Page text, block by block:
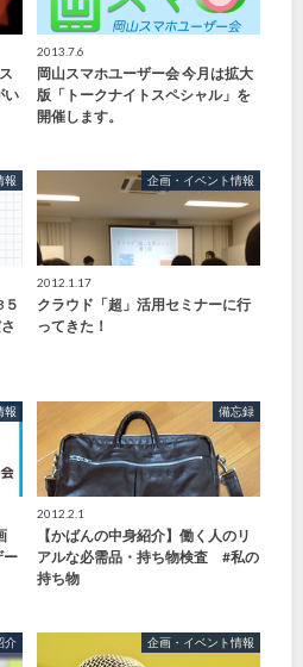
い
2013.7.6
岡山スマホユーザー会 今月は拡大
版「トークナイトスペシャル」を
開催します。
報 企画・イベント情報
2012.1.17
クラウド「超」活用セミナーに行
ってきた！
報
ー
備忘録
2012.2.1
【かばんの中身紹介】働く人のリ
アルな必需品・持ち物検査 #私の
持ち物
介 企画・イベント情報